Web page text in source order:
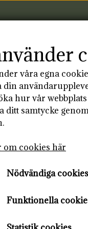
våra egna
din
hur vår
ditt samtycke
om cookies här
Nödvändiga cookies
Funktionella